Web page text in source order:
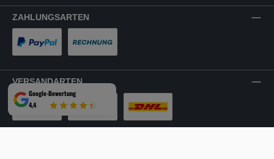
ZAHLUNGSARTEN
VERSANDARTEN
LKW-Tour Spedition DHL
Google-Bewertung
4,4